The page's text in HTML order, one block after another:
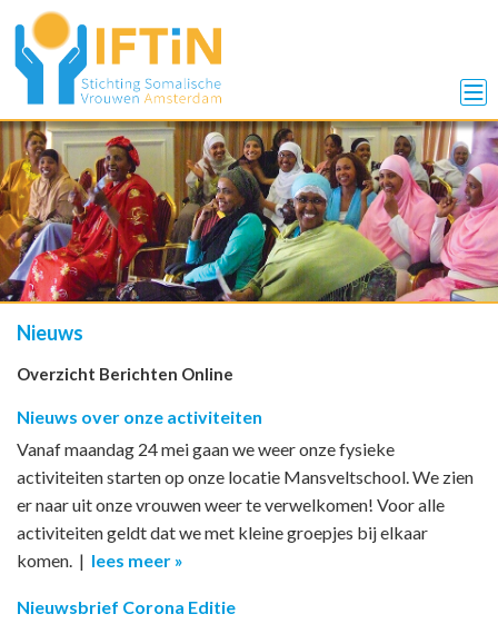
Nieuws
Overzicht Berichten Online
Nieuws over onze activiteiten
Vanaf maandag 24 mei gaan we weer onze fysieke
activiteiten starten op onze locatie Mansveltschool. We zien
er naar uit onze vrouwen weer te verwelkomen! Voor alle
activiteiten geldt dat we met kleine groepjes bij elkaar
komen. | lees meer »
Nieuwsbrief Corona Editie